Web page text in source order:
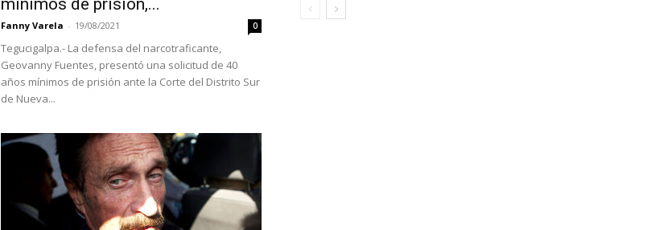
mínimos de prisión,...
Fanny Varela - 19/08/2021 0
Tegucigalpa.- La defensa del narcotraficante,
Geovanny Fuentes, presentó una solicitud de 40
años mínimos de prisión ante la Corte del Distrito Sur
de Nueva...